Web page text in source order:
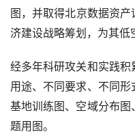
图，并取得北京数据资
济建设战略筹划，为其低
经多年科研攻关和实践积
用途、不同要求、不同形
基地训练图、空域分布
题用图。